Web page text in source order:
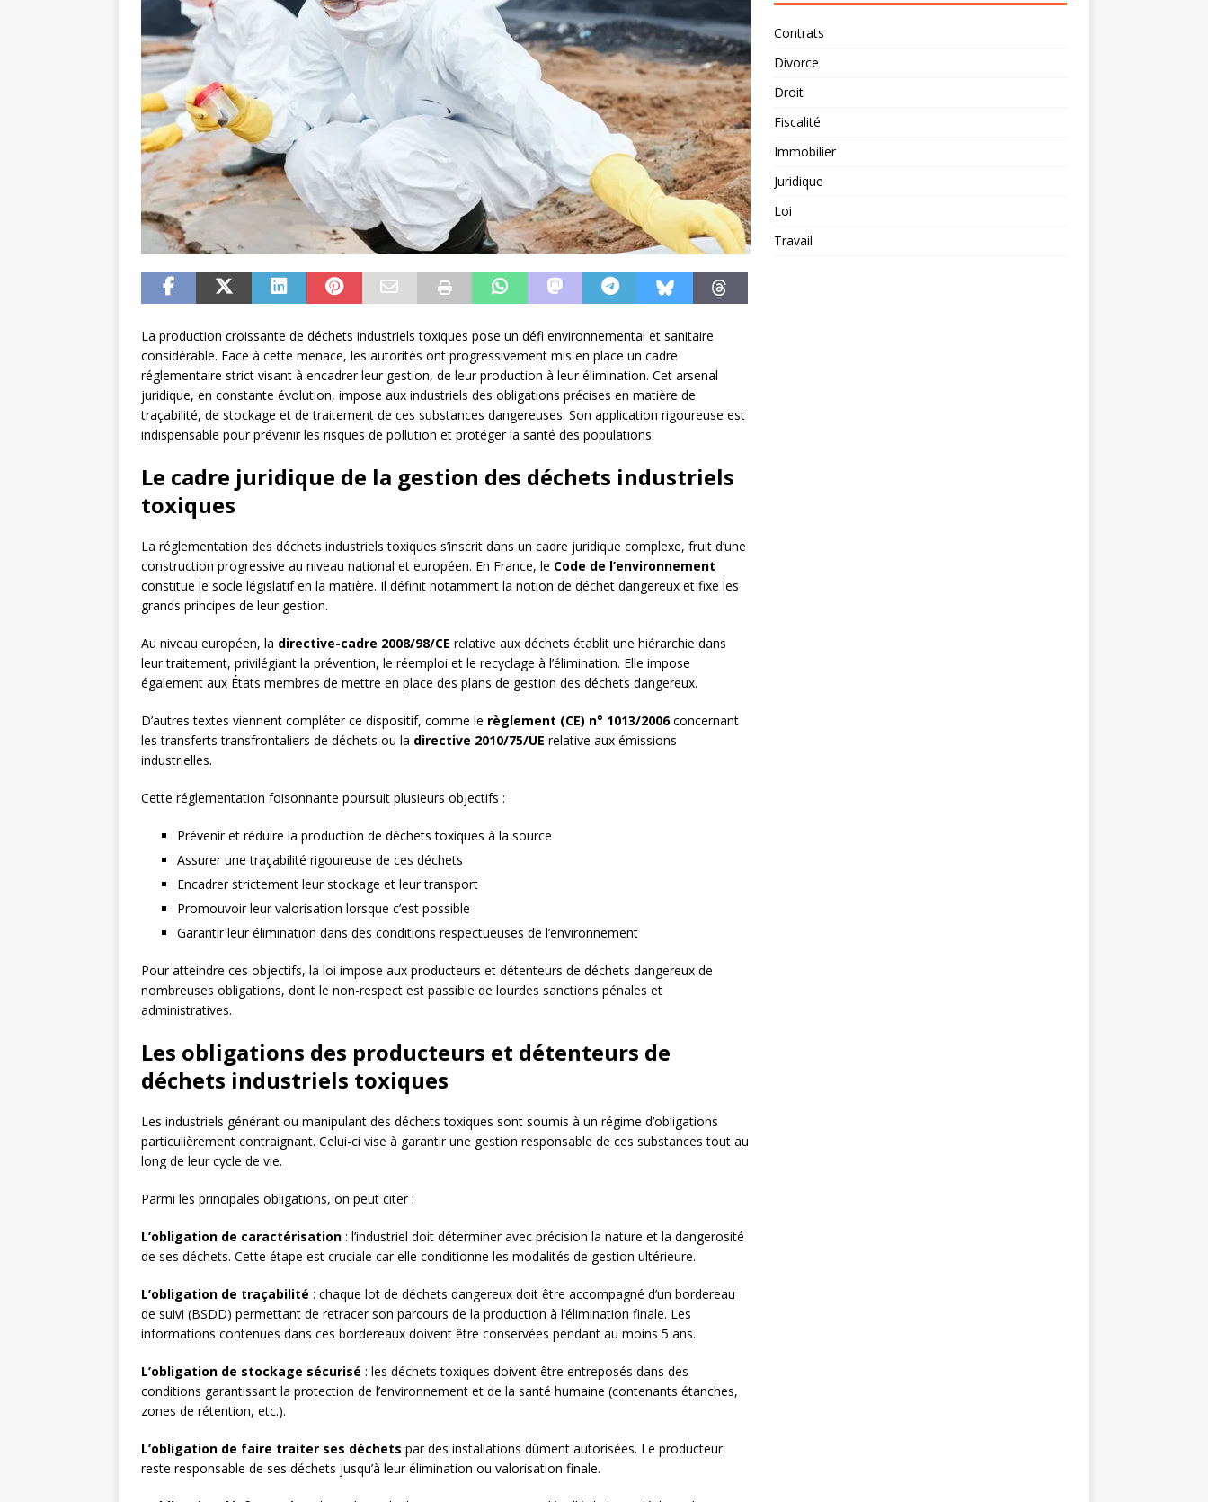
La production croissante de déchets industriels toxiques pose un défi environnemental et sanitaire
considérable. Face à cette menace, les autorités ont progressivement mis en place un cadre
réglementaire strict visant à encadrer leur gestion, de leur production à leur élimination. Cet arsenal
juridique, en constante évolution, impose aux industriels des obligations précises en matière de
traçabilité, de stockage et de traitement de ces substances dangereuses. Son application rigoureuse est
indispensable pour prévenir les risques de pollution et protéger la santé des populations.
Le cadre juridique de la gestion des déchets industriels
toxiques
La réglementation des déchets industriels toxiques s’inscrit dans un cadre juridique complexe, fruit d’une
construction progressive au niveau national et européen. En France, le Code de l’environnement
constitue le socle législatif en la matière. Il définit notamment la notion de déchet dangereux et fixe les
grands principes de leur gestion.
Au niveau européen, la directive-cadre 2008/98/CE relative aux déchets établit une hiérarchie dans
leur traitement, privilégiant la prévention, le réemploi et le recyclage à l’élimination. Elle impose
également aux États membres de mettre en place des plans de gestion des déchets dangereux.
D’autres textes viennent compléter ce dispositif, comme le règlement (CE) n° 1013/2006concernant
les transferts transfrontaliers de déchets ou la directive 2010/75/UE relative aux émissions
industrielles.
Cette réglementation foisonnante poursuit plusieurs objectifs :
Prévenir et réduire la production de déchets toxiques à la source
Assurer une traçabilité rigoureuse de ces déchets
Encadrer strictement leur stockage et leur transport
Promouvoir leur valorisation lorsque c’est possible
Garantir leur élimination dans des conditions respectueuses de l’environnement
Pour atteindre ces objectifs, la loi impose aux producteurs et détenteurs de déchets dangereux de
nombreuses obligations, dont le non-respect est passible de lourdes sanctions pénales et
administratives.
Les obligations des producteurs et détenteurs de
déchets industriels toxiques
Les industriels générant ou manipulant des déchets toxiques sont soumis à un régime d’obligations
particulièrement contraignant. Celui-ci vise à garantir une gestion responsable de ces substances tout au
long de leur cycle de vie.
Parmi les principales obligations, on peut citer :
L’obligation de caractérisation : l’industriel doit déterminer avec précision la nature et la dangerosité
de ses déchets. Cette étape est cruciale car elle conditionne les modalités de gestion ultérieure.
L’obligation de traçabilité : chaque lot de déchets dangereux doit être accompagné d’un bordereau
de suivi (BSDD) permettant de retracer son parcours de la production à l’élimination finale. Les
informations contenues dans ces bordereaux doivent être conservées pendant au moins 5 ans.
L’obligation de stockage sécurisé : les déchets toxiques doivent être entreposés dans des
conditions garantissant la protection de l’environnement et de la santé humaine (contenants étanches,
zones de rétention, etc.).
L’obligation de faire traiter ses déchets par des installations dûment autorisées. Le producteur
reste responsable de ses déchets jusqu’à leur élimination ou valorisation finale.
Contrats
Divorce
Droit
Fiscalité
Immobilier
Juridique
Loi
Travail